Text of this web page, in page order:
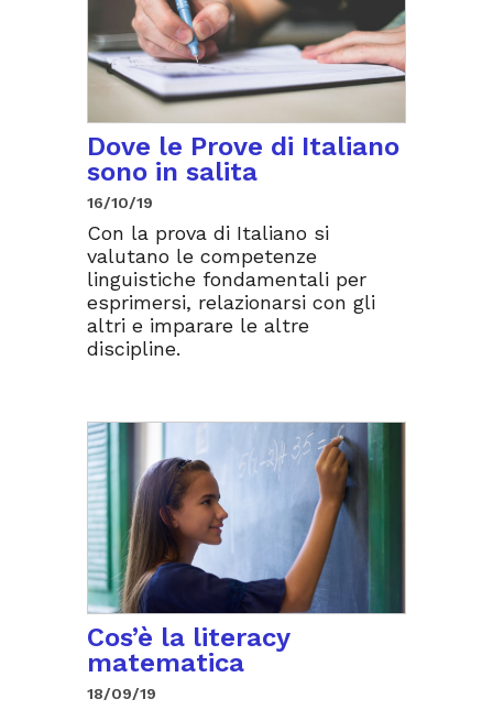
Dove le Prove di Italiano
sono in salita
16/10/19
Con la prova di Italiano si
valutano le competenze
linguistiche fondamentali per
esprimersi, relazionarsi con gli
altri e imparare le altre
discipline.
Cos’è la literacy
matematica
18/09/19